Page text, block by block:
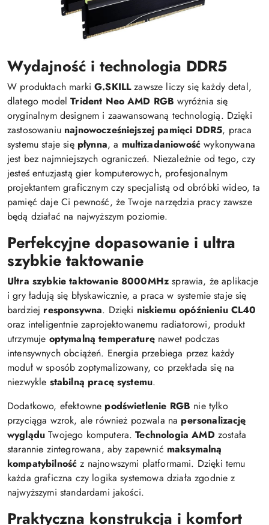
Wydajność i technologia DDR5
W produktach markiG.SKILLzawsze liczy się każdy detal,
dlatego modelTrident Neo AMD RGB wyróżnia się
oryginalnym designem i zaawansowaną technologią. Dzięki
zastosowaniu najnowocześniejszej pamięci DDR5, praca
systemu staje się płynna, a multizadaniowość wykonywana
jest bez najmniejszych ograniczeń. Niezależnie od tego, czy
jesteś entuzjastą gier komputerowych, profesjonalnym
projektantem graficznym czy specjalistą od obróbki wideo, ta
pamięć daje Ci pewność, że Twoje narzędzia pracy zawsze
będą działać na najwyższym poziomie.
Perfekcyjne dopasowanie i ultra
szybkie taktowanie
Ultra szybkie taktowanie 8000MHz sprawia, że aplikacje
i gry ładują się błyskawicznie, a praca w systemie staje się
bardziej responsywna. Dzięki niskiemu opóźnieniu CL40
oraz inteligentnie zaprojektowanemu radiatorowi, produkt
utrzymuje optymalną temperaturęnawet podczas
intensywnych obciążeń. Energia przebiega przez każdy
moduł w sposób zoptymalizowany, co przekłada się na
niezwykle stabilną pracę systemu.
Dodatkowo, efektowne podświetlenie RGB nie tylko
przyciąga wzrok, ale również pozwala na personalizację
wyglądu Twojego komputera.Technologia AMDzostała
starannie zintegrowana, aby zapewnić maksymalną
kompatybilność z najnowszymi platformami. Dzięki temu
każda graficzna czy logika systemowa działa zgodnie z
najwyższymi standardami jakości.
Praktyczna konstrukcja i komfort